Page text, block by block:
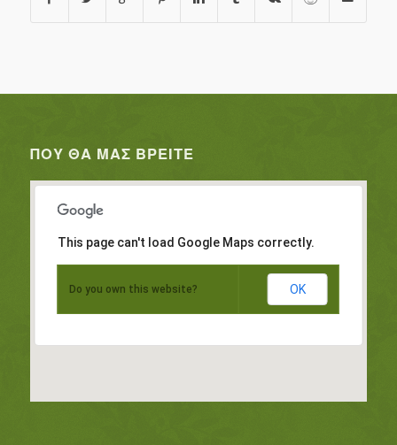
ΠΟΥ ΘΑ ΜΑΣ ΒΡΕΊΤΕ
This page can't load Google Maps correctly.
Do you own this website? OK